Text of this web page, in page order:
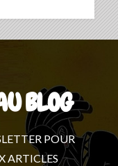
BLOG
POUR
ARTICLES